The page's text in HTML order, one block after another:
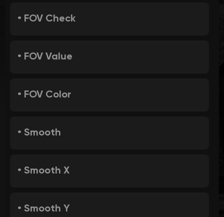
• FOV Check
• FOV Value
• FOV Color
• Smooth
• Smooth X
• Smooth Y